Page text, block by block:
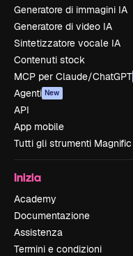
Generatore di immagini IA
Generatore di video IA
Sintetizzatore vocale IA
Contenuti stock
MCP per Claude/ChatGPT
Agenti New
API
App mobile
Tutti gli strumenti Magnific
Inizia
Academy
Documentazione
Assistenza
Termini e condizioni